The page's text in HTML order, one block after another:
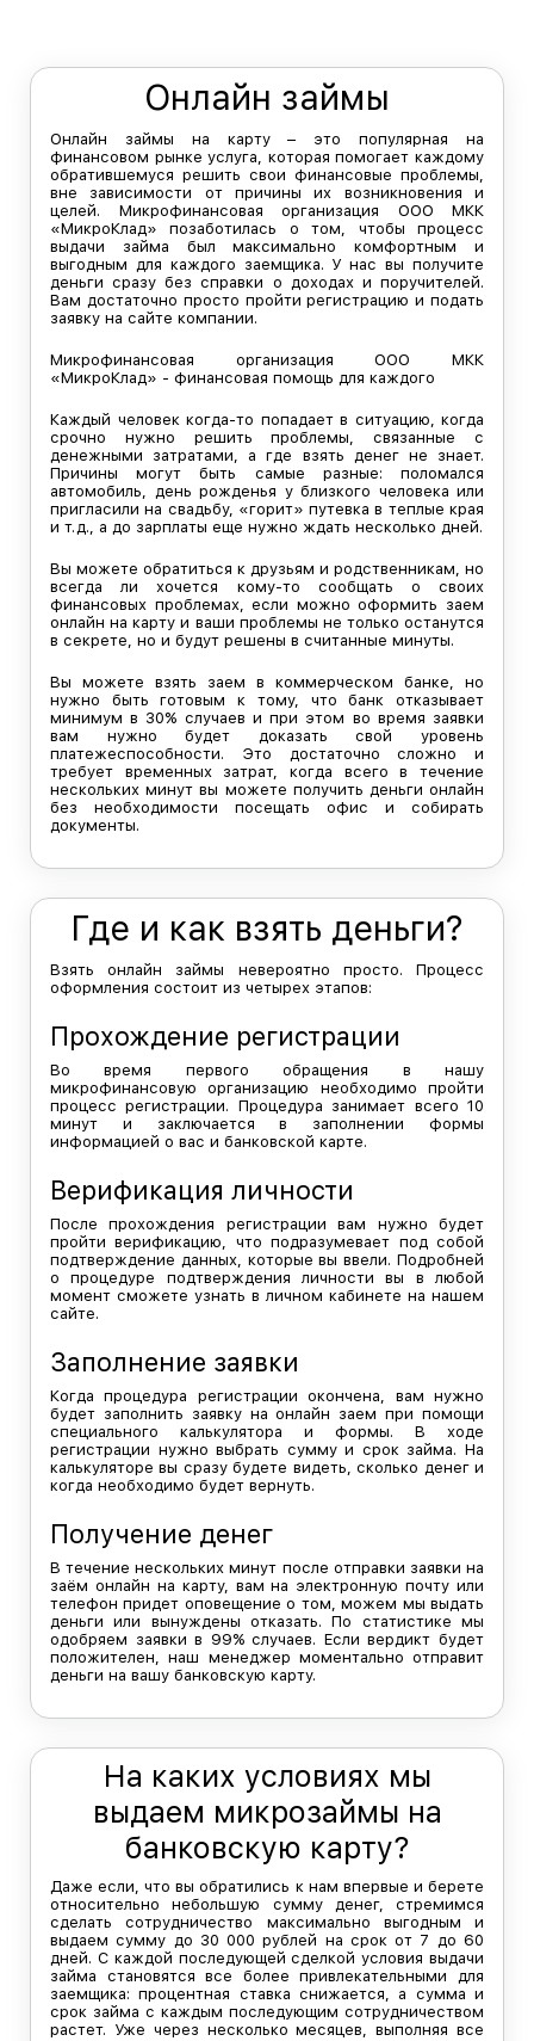
Онлайн займы
Онлайн займы на карту – это популярная на
финансовом рынке услуга, которая помогает каждому
обратившемуся решить свои финансовые проблемы,
вне зависимости от причины их возникновения и
целей. Микрофинансовая организация ООО МКК
«МикроКлад» позаботилась о том, чтобы процесс
выдачи займа был максимально комфортным и
выгодным для каждого заемщика. У нас вы получите
деньги сразу без справки о доходах и поручителей.
Вам достаточно просто пройти регистрацию и подать
заявку на сайте компании.
Микрофинансовая организация ООО МКК
«МикроКлад» - финансовая помощь для каждого
Каждый человек когда-то попадает в ситуацию, когда
срочно нужно решить проблемы, связанные с
денежными затратами, а где взять денег не знает.
Причины могут быть самые разные: поломался
автомобиль, день рожденья у близкого человека или
пригласили на свадьбу, «горит» путевка в теплые края
и т.д., а до зарплаты еще нужно ждать несколько дней.
Вы можете обратиться к друзьям и родственникам, но
всегда ли хочется кому-то сообщать о своих
финансовых проблемах, если можно оформить заем
онлайн на карту и ваши проблемы не только останутся
в секрете, но и будут решены в считанные минуты.
Вы можете взять заем в коммерческом банке, но
нужно быть готовым к тому, что банк отказывает
минимум в 30% случаев и при этом во время заявки
вам нужно будет доказать свой уровень
платежеспособности. Это достаточно сложно и
требует временных затрат, когда всего в течение
нескольких минут вы можете получить деньги онлайн
без необходимости посещать офис и собирать
документы.
Где и как взять деньги?
Взять онлайн займы невероятно просто. Процесс
оформления состоит из четырех этапов:
Прохождение регистрации
Во время первого обращения в нашу
микрофинансовую организацию необходимо пройти
процесс регистрации. Процедура занимает всего 10
минут и заключается в заполнении формы
информацией о вас и банковской карте.
Верификация личности
После прохождения регистрации вам нужно будет
пройти верификацию, что подразумевает под собой
подтверждение данных, которые вы ввели. Подробней
о процедуре подтверждения личности вы в любой
момент сможете узнать в личном кабинете на нашем
сайте.
Заполнение заявки
Когда процедура регистрации окончена, вам нужно
будет заполнить заявку на онлайн заем при помощи
специального калькулятора и формы. В ходе
регистрации нужно выбрать сумму и срок займа. На
калькуляторе вы сразу будете видеть, сколько денег и
когда необходимо будет вернуть.
Получение денег
В течение нескольких минут после отправки заявки на
заём онлайн на карту, вам на электронную почту или
телефон придет оповещение о том, можем мы выдать
деньги или вынуждены отказать. По статистике мы
одобряем заявки в 99% случаев. Если вердикт будет
положителен, наш менеджер моментально отправит
деньги на вашу банковскую карту.
На каких условиях мы
выдаем микрозаймы на
банковскую карту?
Даже если, что вы обратились к нам впервые и берете
относительно небольшую сумму денег, стремимся
сделать сотрудничество максимально выгодным и
выдаем сумму до 30 000 рублей на срок от 7 до 60
дней. С каждой последующей сделкой условия выдачи
займа становятся все более привлекательными для
заемщика: процентная ставка снижается, а сумма и
срок займа с каждым последующим сотрудничеством
растет. Уже через несколько месяцев, выполняя все